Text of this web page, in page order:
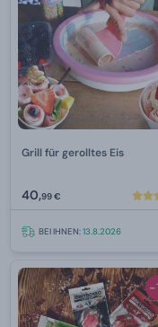
Grill für gerolltes Eis
40,99 €
BEI IHNEN:13.8.2026
-